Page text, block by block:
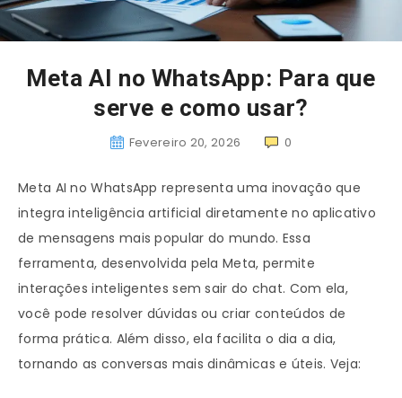
Meta AI no WhatsApp: Para que
serve e como usar?
Fevereiro 20, 2026 0
Meta AI no WhatsApp representa uma inovação que
integra inteligência artificial diretamente no aplicativo
de mensagens mais popular do mundo. Essa
ferramenta, desenvolvida pela Meta, permite
interações inteligentes sem sair do chat. Com ela,
você pode resolver dúvidas ou criar conteúdos de
forma prática. Além disso, ela facilita o dia a dia,
tornando as conversas mais dinâmicas e úteis. Veja: